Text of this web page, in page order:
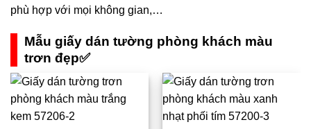
phù hợp với mọi không gian,…
Mẫu giấy dán tường phòng khách màu
trơn đẹp✅